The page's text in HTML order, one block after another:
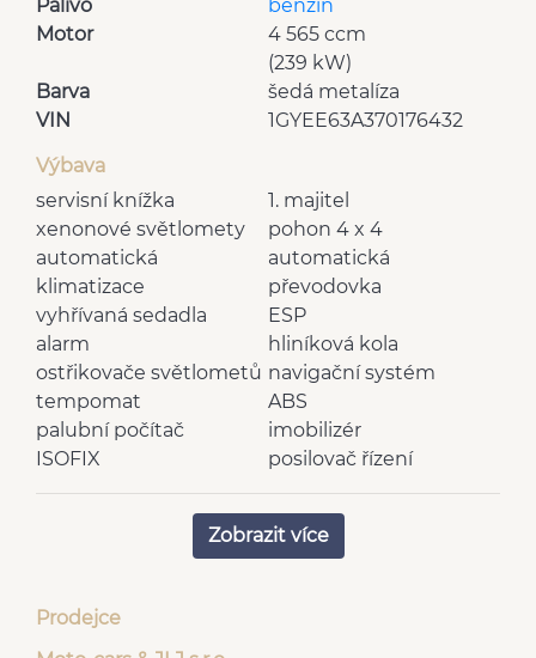
Palivo
benzín
Motor
4 565 ccm
(239 kW)
Barva
šedá metalíza
VIN
1GYEE63A370176432
Výbava
1. majitel
servisní knížka
pohon 4 x 4
xenonové světlomety
automatická
převodovka
automatická
klimatizace
ESP
vyhřívaná sedadla
hliníková kola
alarm
navigační systém
ostřikovače světlometů
ABS
tempomat
imobilizér
palubní počítač
posilovač řízení
ISOFIX
elektricky nastavitelná
elektricky nastavitelná
výsuvné opěrky hlav
Zobrazit více
Prodejce